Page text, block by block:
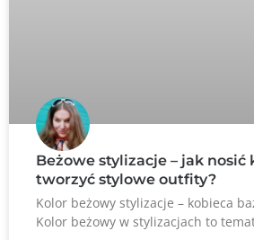
Beżowe stylizacje – jak nosić
tworzyć stylowe outfity?
Kolor beżowy stylizacje – kobieca
Kolor beżowy w stylizacjach to